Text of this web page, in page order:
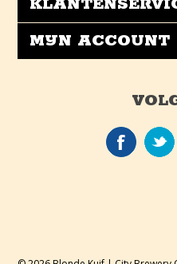
MIJN ACCOUNT